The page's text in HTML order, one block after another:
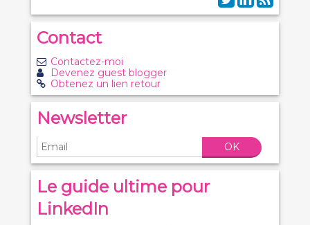
Contact
Contactez-moi
Devenez guest blogger
Obtenez un lien retour
Newsletter
OK
Le guide ultime pour
LinkedIn